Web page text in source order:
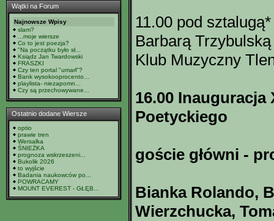
Wątki na Forum
Najnowsze Wpisy
slam?
...moje wiersze
Co to jest poezja?
"Na początku było sł...
Ksiądz Jan Twardowski
FRASZKI
Czy ten portal "umarł"?
Bank wysokooprocento...
playlista- niezapomn...
Czy są przechowywane...
Ostatnio dodane Wiersze
optio
prawie tren
Wersalka
ŚNIEŻKA
prognoza wskrzeszeni...
Bukolik 2026
to wyjście
Badania naukowców po...
POWRACAMY
MOUNT EVEREST - GŁĘB...
11.00 pod
Barbarą Trzybulską
Klub Muzyczny
16.00 Inauguracja
Poetyckiego
goście główni -
Bianka Rolando,
Wierzchucka,